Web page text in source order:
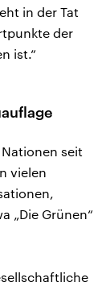
in der Tat
der
ist.“
seit
vielen
„Die Grünen“